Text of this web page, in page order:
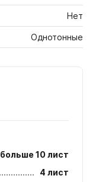
Нет
Однотонные
больше 10 лист
4 лист